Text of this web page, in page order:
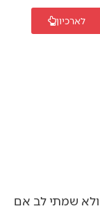
לארכיון
ולא שמתי לב אם